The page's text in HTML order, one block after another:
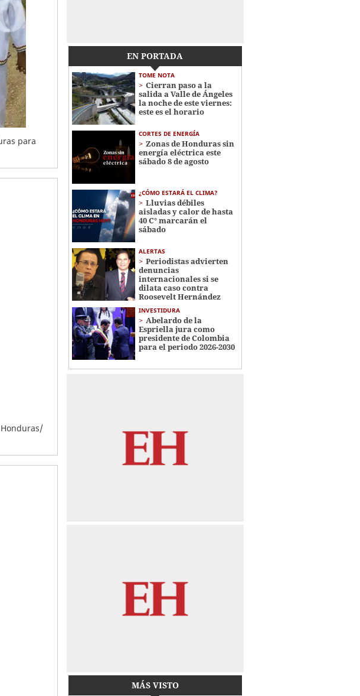
para
EN PORTADA
TOME NOTA
Cierran paso a la
salida a Valle de Ángeles
la noche de este viernes:
este es el horario
CORTES DE ENERGÍA
Zonas de Honduras sin
energía eléctrica este
sábado 8 de agosto
¿CÓMO ESTARÁ EL CLIMA?
Lluvias débiles
aisladas y calor de hasta
40 C° marcarán el
sábado
ALERTAS
Periodistas advierten
denuncias
internacionales si se
dilata caso contra
Roosevelt Hernández
INVESTIDURA
Abelardo de la
Espriella jura como
presidente de Colombia
para el periodo 2026-2030
MÁS VISTO